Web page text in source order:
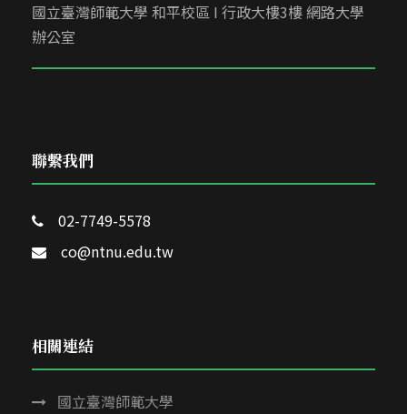
國立臺灣師範大學 和平校區 I 行政大樓3樓 網路大學
辦公室
聯繫我們
02-7749-5578
co@ntnu.edu.tw
相關連結
國立臺灣師範大學